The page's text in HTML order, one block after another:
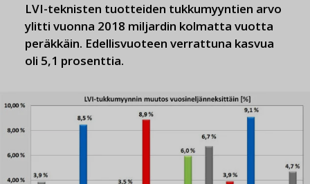
LVI-teknisten tuotteiden tukkumyyntien arvo
ylitti vuonna 2018 miljardin kolmatta vuotta
peräkkäin. Edellisvuoteen verrattuna kasvua
oli 5,1 prosenttia.